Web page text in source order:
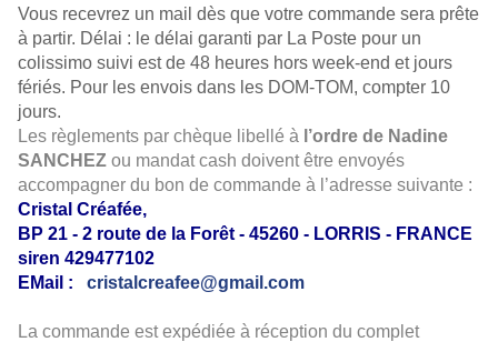
Vous recevrez un mail dès que votre commande sera prête
à partir. Délai : le délai garanti par La Poste pour un
colissimo suivi est de 48 heures hors week-end et jours
fériés. Pour les envois dans les DOM-TOM, compter 10
jours.
Les règlements par chèque libellé à l’ordre de Nadine
SANCHEZ ou mandat cash doivent être envoyés
accompagner du bon de commande à l’adresse suivante :
Cristal Créafée,
BP 21 - 2 route de la Forêt - 45260 - LORRIS - FRANCE
siren 429477102
EMail : cristalcreafee@gmail.com
La commande est expédiée à réception du complet